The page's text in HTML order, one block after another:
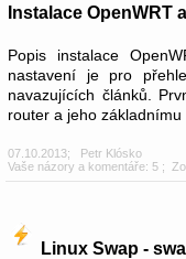
Instalace OpenWRT
Popis instalace
nastavení je pro
navazujících článků.
router a jeho základnímu
07.10.2013; Petr Klósko
Vaše názory a komentáře: 5 ;
Linux Swap -